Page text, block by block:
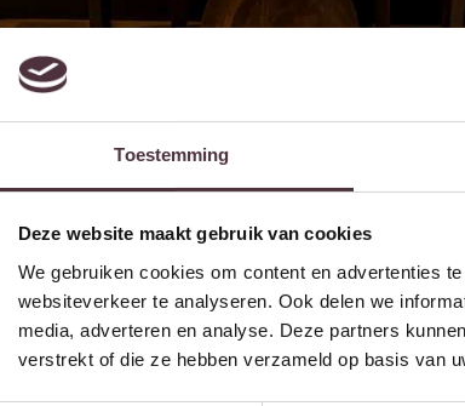
Toestemming
Deze website maakt gebruik van cookies
We gebruiken cookies om content en advertenties
websiteverkeer te analyseren. Ook delen we
media, adverteren en analyse. Deze partners
verstrekt of die ze hebben verzameld op basis van